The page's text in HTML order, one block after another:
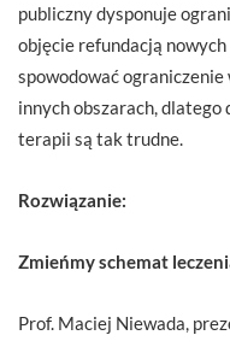
publiczny dysponuje
objęcie refundacją
spowodować
innych obszarach, dlatego
terapii są tak trudne.
Rozwiązanie:
Zmieńmy schemat
Prof. Maciej Niewada,